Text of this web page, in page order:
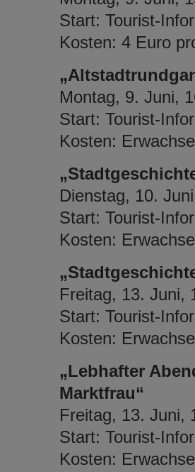
Start: Tourist-
Kosten: 4 Euro
Montag, 9. Juni,
Start: Tourist-
Kosten:
Dienstag, 10.
Start: Tourist-
Kosten:
Freitag, 13. Juni,
Start: Tourist-
Kosten:
„Lebhafter
Marktfrau“
Freitag, 13. Juni,
Start: Tourist-
Kosten: